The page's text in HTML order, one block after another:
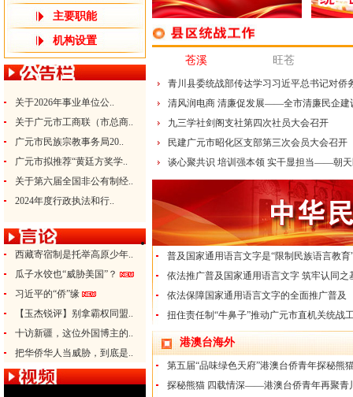
主要职能
机构设置
关于2026年事业单位公..
关于广元市工商联（市总商..
广元市民族宗教事务局20..
广元市拟推荐“黄廷方奖学..
关于第六届全国非公有制经..
2024年度行政执法和行..
西藏寄宿制是托举高原少年..
瓜子水饺也“威胁美国”？
习近平的“侨”缘
【玉杰锐评】别拿霸权同盟..
十访新疆，这位外国博主的..
把华侨华人当威胁，到底是..
苍溪 旺苍
青川县委统战部传达学习习近平总书记对侨
清风润电商 清廉促发展——全市清廉民企建
九三学社剑阁支社第四次社员大会召开
民建广元市昭化区支部第三次会员大会召开
谈心聚共识 培训强本领 实干显担当——朝天
统战时讯
戳破对推广普及国家通用语言文字的断章取
普及国家通用语言文字是“限制民族语言教育
依法推广普及国家通用语言文字 筑牢认同之
依法保障国家通用语言文字的全面推广普及
扭住责任制“牛鼻子”推动广元市直机关统战
港澳台海外
第五届“品味绿色天府”港澳台侨青年探秘熊
探秘熊猫 四载情深——港澳台侨青年再聚青